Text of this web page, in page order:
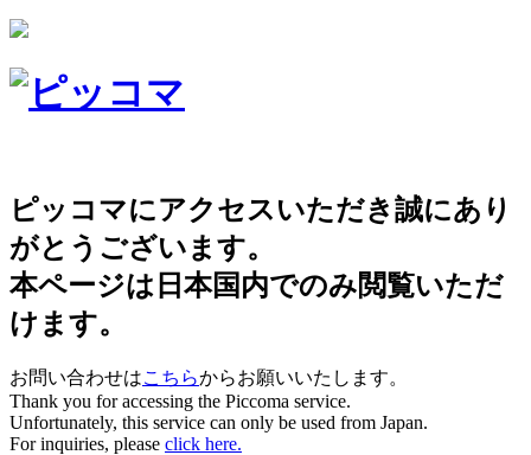
ピッコマにアクセスいただき誠にあり
がとうございます。
本ページは日本国内でのみ閲覧いただ
けます。
お問い合わせはこちらからお願いいたします。
Thank you for accessing the Piccoma service.
Unfortunately, this service can only be used from Japan.
For inquiries, please click here.